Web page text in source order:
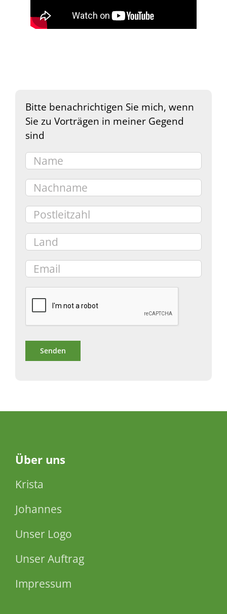
Bitte benachrichtigen Sie mich, wenn
Sie zu Vorträgen in meiner Gegend
sind
Über uns
Krista
Johannes
Unser Logo
Unser Auftrag
Impressum